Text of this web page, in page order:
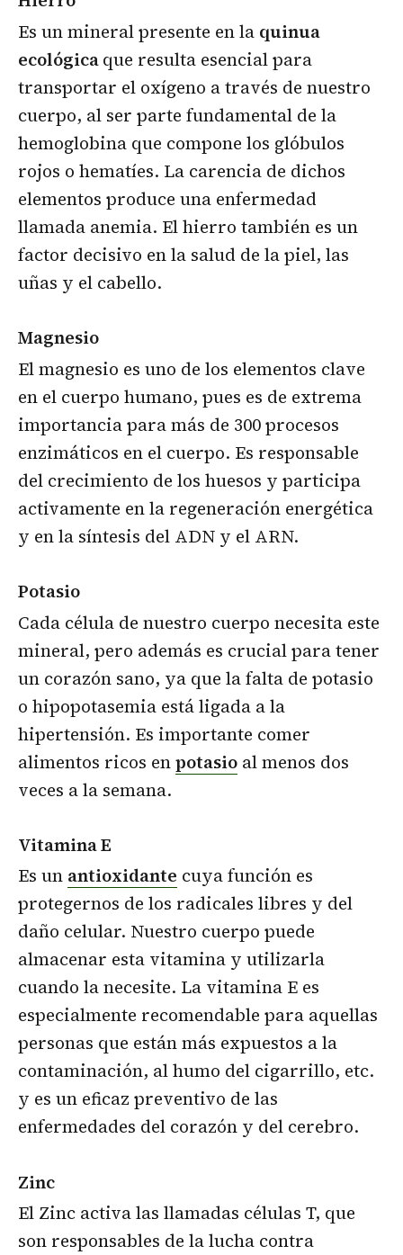
Es un mineral presente en la quinua
ecológicaque resulta esencial para
transportar el oxígeno a través de nuestro
cuerpo, al ser parte fundamental de la
hemoglobina que compone los glóbulos
rojos o hematíes. La carencia de dichos
elementos produce una enfermedad
llamada anemia. El hierro también es un
factor decisivo en la salud de la piel, las
uñas y el cabello.
Magnesio
El magnesio es uno de los elementos clave
en el cuerpo humano, pues es de extrema
importancia para más de 300 procesos
enzimáticos en el cuerpo. Es responsable
del crecimiento de los huesos y participa
activamente en la regeneración energética
y en la síntesis del ADN y el ARN.
Potasio
Cada célula de nuestro cuerpo necesita este
mineral, pero además es crucial para tener
un corazón sano, ya que la falta de potasio
o hipopotasemia está ligada a la
hipertensión. Es importante comer
alimentos ricos enpotasio al menos dos
veces a la semana.
Vitamina E
Es un antioxidante cuya función es
protegernos de los radicales libres y del
daño celular. Nuestro cuerpo puede
almacenar esta vitamina y utilizarla
cuando la necesite. La vitamina E es
especialmente recomendable para aquellas
personas que están más expuestos a la
contaminación, al humo del cigarrillo, etc.
y es un eficaz preventivo de las
enfermedades del corazón y del cerebro.
Zinc
El Zinc activa las llamadas células T, que
son responsables de la lucha contra